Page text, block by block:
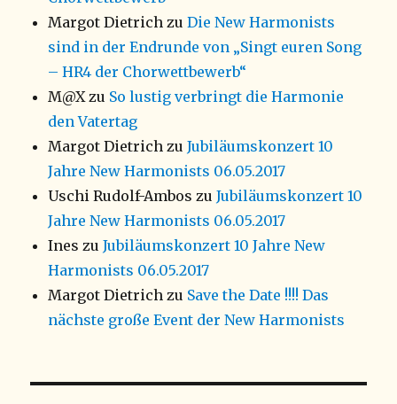
Margot Dietrich zuDie New Harmonists
sind in der Endrunde von „Singt euren Song
– HR4 der Chorwettbewerb“
M@X zu So lustig verbringt die Harmonie
den Vatertag
Margot Dietrich zuJubiläumskonzert 10
Jahre New Harmonists 06.05.2017
Uschi Rudolf-Ambos zuJubiläumskonzert 10
Jahre New Harmonists 06.05.2017
Ines zuJubiläumskonzert 10 Jahre New
Harmonists 06.05.2017
Margot Dietrich zu Save the Date !!!! Das
nächste große Event der New Harmonists